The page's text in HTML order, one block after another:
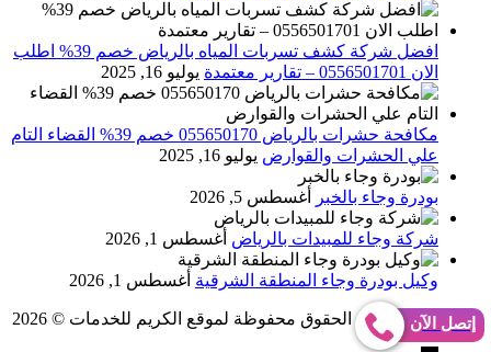
افضل شركة كشف تسربات المياه بالرياض خصم 39% اطلب
الان 0556501701‬‏ – تقارير معتمدة
يوليو 16, 2025
مكافحة حشرات بالرياض 055650170 خصم 39% القضاء التام
علي الحشرات والقوارض يوليو 16, 2025
بودرة وجاء بالخبر أغسطس 5, 2026
شركة وجاء للمبيدات بالرياض أغسطس 1, 2026
وكيل بودرة وجاء المنطقة الشرقية أغسطس 1, 2026
Abo Gomaa جميع الحقوق محفوظة لموقع الكريم للخدمات © 2026 إتصل الآن